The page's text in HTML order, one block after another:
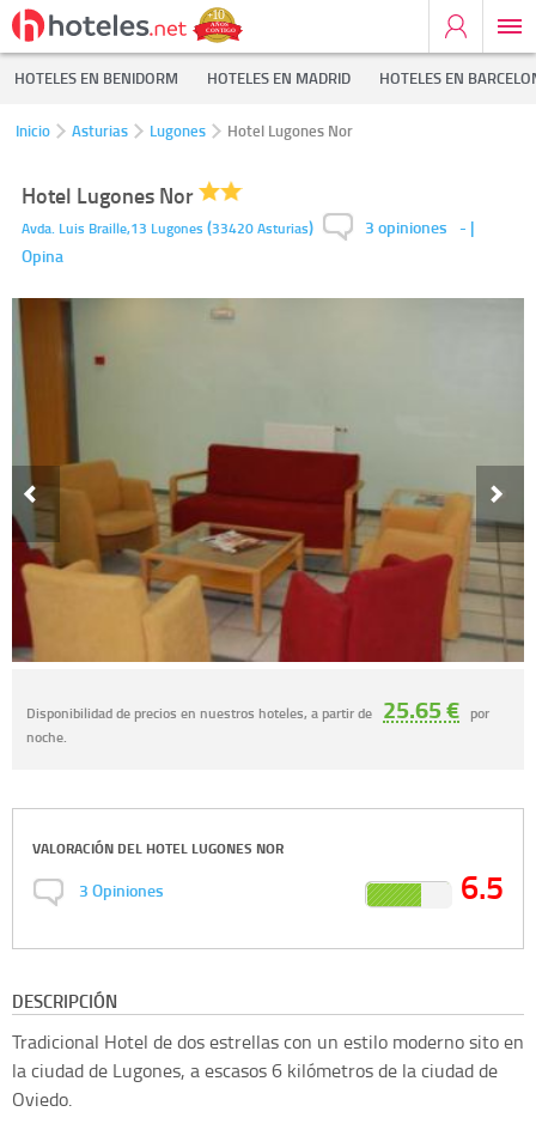
HOTELES EN BENIDORM HOTELES EN MADRID HOTELES EN
Inicio Asturias Lugones Hotel Lugones Nor
Hotel Lugones Nor
Avda. Luis Braille,13 Lugones (33420Asturias) 3 opiniones - |
Opina
Disponibilidad de precios en nuestros hoteles, a partir de 25.65 € por
noche.
VALORACIÓN DEL HOTEL LUGONES NOR
3Opiniones 6.5
DESCRIPCIÓN
Tradicional Hotel de dos estrellas con un estilo moderno sito en
la ciudad de Lugones, a escasos 6 kilómetros de la ciudad de
Oviedo.